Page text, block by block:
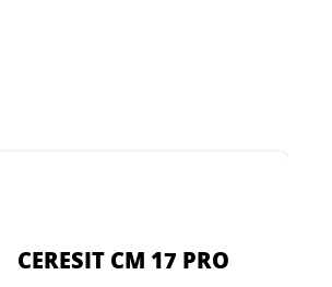
CERESIT CM 17 PRO